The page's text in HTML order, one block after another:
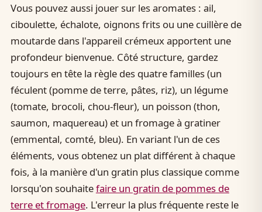
Vous pouvez aussi jouer sur les aromates : ail,
ciboulette, échalote, oignons frits ou une cuillère de
moutarde dans l'appareil crémeux apportent une
profondeur bienvenue. Côté structure, gardez
toujours en tête la règle des quatre familles (un
féculent (pomme de terre, pâtes, riz), un légume
(tomate, brocoli, chou-fleur), un poisson (thon,
saumon, maquereau) et un fromage à gratiner
(emmental, comté, bleu). En variant l'un de ces
éléments, vous obtenez un plat différent à chaque
fois, à la manière d'un gratin plus classique comme
lorsqu'on souhaitefaire un gratin de pommes de
terre et fromage. L'erreur la plus fréquente reste le